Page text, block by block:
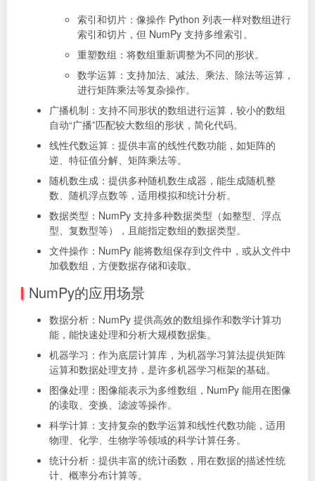
索引和切片：像操作 Python 列表一样对数组进行
索引和切片，但 NumPy 支持多维索引。
重塑数组：将数组重新调整为不同的形状。
数学运算：支持加法、减法、乘法、除法等运算，
进行矩阵乘法等复杂操作。
广播机制：支持不同形状的数组进行运算，较小的数组
自动“广播”匹配较大数组的形状，简化代码。
线性代数运算：提供丰富的线性代数功能，如矩阵的
逆、特征值分解、矩阵乘法等。
随机数生成：提供多种随机数生成器，能生成随机整
数、随机浮点数等，适用模拟和统计分析。
数据类型：NumPy 支持多种数据类型（如整型、浮点
型、复数型等），且能指定数组的数据类型。
文件操作：NumPy 能将数组保存到文件中，或从文件中
加载数组，方便数据存储和读取。
NumPy的应用场景
数据分析：NumPy 提供高效的数组操作和数学计算功
能，能快速处理和分析大规模数据集。
机器学习：作为底层计算库，为机器学习算法提供矩阵
运算和数据处理支持，是许多机器学习框架的基础。
图像处理：图像能表示为多维数组，NumPy 能用在图像
的读取、变换、滤波等操作。
科学计算：支持复杂的数学运算和线性代数功能，适用
物理、化学、生物学等领域的科学计算任务。
统计分析：提供丰富的统计函数，用在数据的描述性统
计、概率分布计算等。